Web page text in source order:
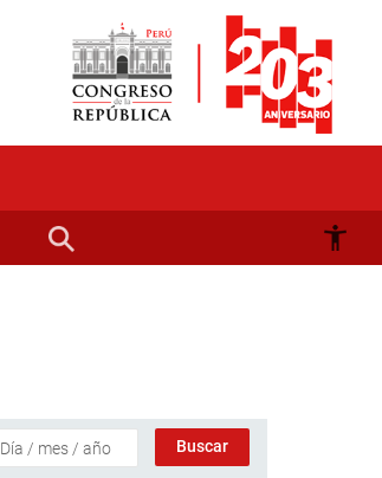
Día / mes / año